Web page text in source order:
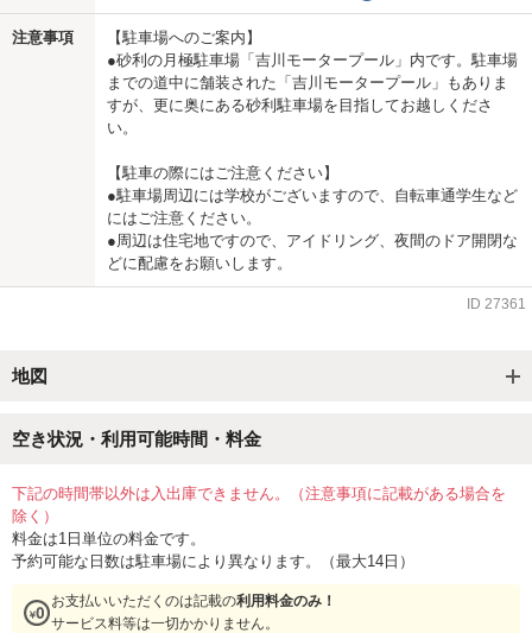
注意事項
【駐車場へのご案内】
●砂利の月極駐車場「吉川モータープール」内です。駐車場
までの道中に舗装された「吉川モータープール」もありま
すが、更に奥にある砂利駐車場を目指してお越しくださ
い。
【駐車の際にはご注意ください】
●駐車場周辺には学校がございますので、自転車通学生など
にはご注意ください。
●周辺は住宅地ですので、アイドリング、夜間のドア開閉な
どに配慮をお願いします。
ID 27361
地図
空き状況・利用可能時間・料金
下記の時間帯以外は入出庫できません。（注意事項に記載がある場合を
除く）
料金は1日単位の料金です。
予約可能な日数は駐車場により異なります。（最大14日）
お支払いいただくのは記載の利用料金のみ！
サービス料等は一切かかりません。